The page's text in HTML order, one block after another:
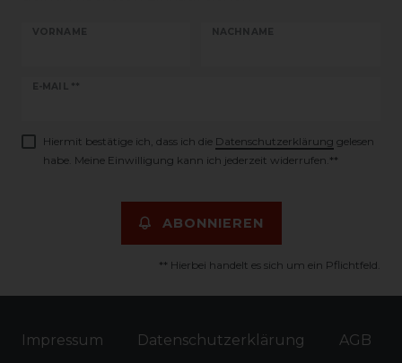
VORNAME NACHNAME
E-MAIL **
Newsletter
Hiermit bestätige ich, dass ich die Daten­schutz­erklärung gelesen
habe. Meine Einwilligung kann ich jederzeit widerrufen.**
ABONNIEREN
** Hierbei handelt es sich um ein Pflichtfeld.
Impressum Daten­schutz­erklärung AGB